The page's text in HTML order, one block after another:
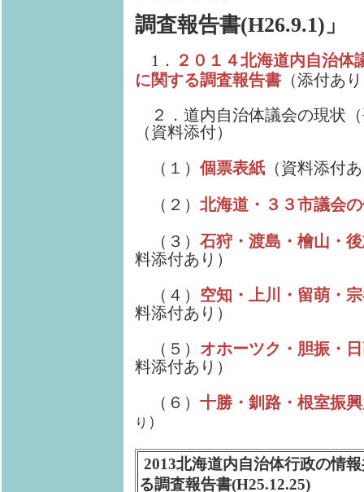
調査報告書(H26.9.1)」
1． ２０１４北海道内自治体
に関する調査報告書 （添付あ
２．道内自治体議会の現状
（資料添付）
（１） 個票表紙 （資料添付
（２） 北海道・３３市議会
（３） 石狩・渡島・檜山・
料添付あり）
（４） 空知・上川・留萌・
料添付あり）
（５） オホーツク・胆振・
料添付あり）
（６） 十勝・釧路・根室振
り ）
2013北海道内自治体行政の情
る調査報告書(H25.12.25)